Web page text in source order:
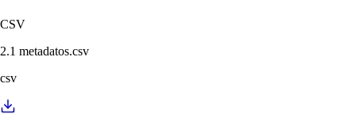
CSV
2.1 metadatos.csv
csv